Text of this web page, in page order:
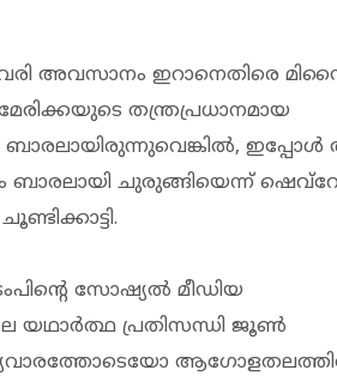
അവസാനം ഇറാനെതിരെ
തന്ത്രപ്രധാനമായ
ബാരലായിരുന്നുവെങ്കിൽ,
ബാരലായി ചുരുങ്ങിയെന്ന്
സോഷ്യൽ മീഡിയ
യഥാർത്ഥ പ്രതിസന്ധി ജൂൺ